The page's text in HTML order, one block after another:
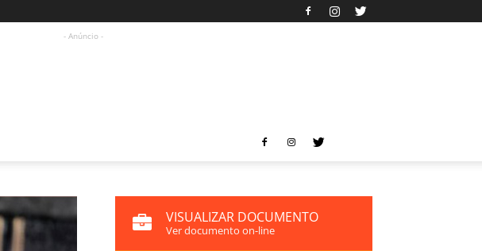
- Anúncio -
VISUALIZAR DOCUMENTO
Ver documento on-line